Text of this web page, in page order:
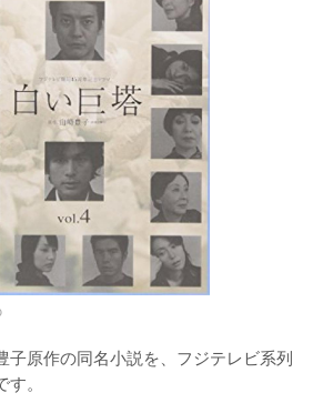
子原作の同名小説を、フジテレビ系列
。